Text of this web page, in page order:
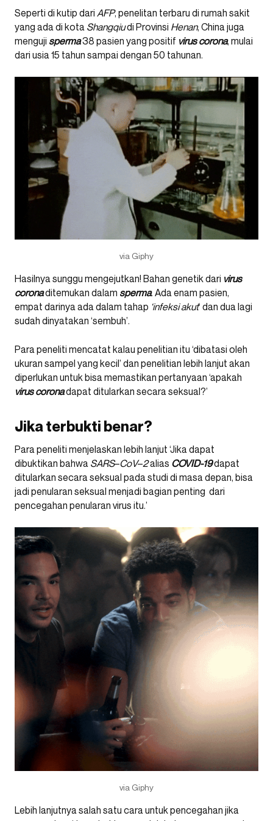
Seperti di kutip dari AFP, penelitan terbaru di rumah sakit
yang ada di kota Shangqiudi Provinsi Henan, China juga
menguji sperma38 pasien yang positif virus corona, mulai
dari usia 15 tahun sampai dengan 50 tahunan.
via Giphy
Hasilnya sunggu mengejutkan! Bahan genetik dari virus
coronaditemukan dalam sperma. Ada enam pasien,
empat darinya ada dalam tahap ‘infeksi akut‘ dan dua lagi
sudah dinyatakan ‘sembuh’.
Para peneliti mencatat kalau penelitian itu ‘dibatasi oleh
ukuran sampel yang kecil’ dan penelitian lebih lanjut akan
diperlukan untuk bisa memastikan pertanyaan ‘apakah
virus coronadapat ditularkan secara seksual?’
Jika terbukti benar?
Para peneliti menjelaskan lebih lanjut ‘Jika dapat
dibuktikan bahwa SARS–CoV–2alias COVID-19dapat
ditularkan secara seksual pada studi di masa depan, bisa
jadi penularan seksual menjadi bagian penting dari
pencegahan penularan virus itu.’
via Giphy
Lebih lanjutnya salah satu cara untuk pencegahan jika